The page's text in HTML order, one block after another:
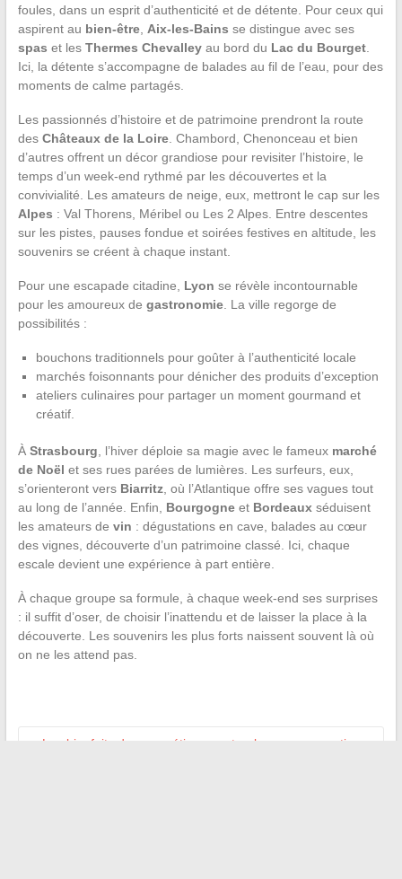
foules, dans un esprit d’authenticité et de détente. Pour ceux qui
aspirent au bien-être, Aix-les-Bains se distingue avec ses
spas et les Thermes Chevalleyau bord du Lac du Bourget.
Ici, la détente s’accompagne de balades au fil de l’eau, pour des
moments de calme partagés.
Les passionnés d’histoire et de patrimoine prendront la route
des Châteaux de la Loire. Chambord, Chenonceau et bien
d’autres offrent un décor grandiose pour revisiter l’histoire, le
temps d’un week-end rythmé par les découvertes et la
convivialité. Les amateurs de neige, eux, mettront le cap sur les
Alpes : Val Thorens, Méribel ou Les 2 Alpes. Entre descentes
sur les pistes, pauses fondue et soirées festives en altitude, les
souvenirs se créent à chaque instant.
Pour une escapade citadine, Lyon se révèle incontournable
pour les amoureux de gastronomie. La ville regorge de
possibilités :
bouchons traditionnels pour goûter à l’authenticité locale
marchés foisonnants pour dénicher des produits d’exception
ateliers culinaires pour partager un moment gourmand et
créatif.
À Strasbourg, l’hiver déploie sa magie avec le fameux marché
de Noël et ses rues parées de lumières. Les surfeurs, eux,
s’orienteront vers Biarritz, où l’Atlantique offre ses vagues tout
au long de l’année. Enfin, Bourgogneet Bordeauxséduisent
les amateurs de vin : dégustations en cave, balades au cœur
des vignes, découverte d’un patrimoine classé. Ici, chaque
escale devient une expérience à part entière.
À chaque groupe sa formule, à chaque week-end ses surprises
: il suffit d’oser, de choisir l’inattendu et de laisser la place à la
découverte. Les souvenirs les plus forts naissent souvent là où
on ne les attend pas.
Les bienfaits des cosmétiques naturels pour une routine